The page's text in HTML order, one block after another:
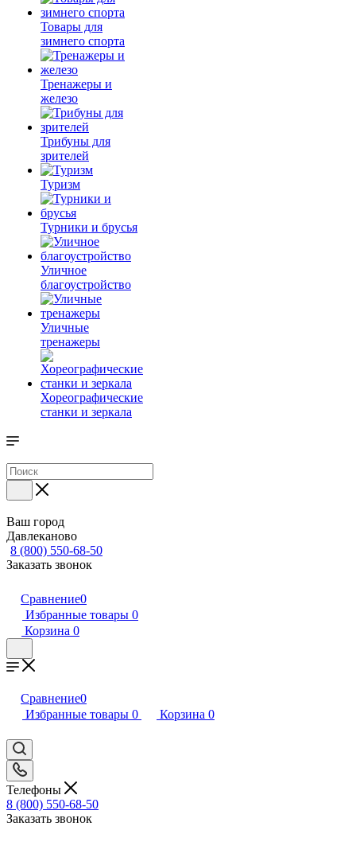
Товары для
зимнего спорта
Тренажеры и
железо
Трибуны для
зрителей
Туризм
Турники и брусья
Уличное
благоустройство
Уличные
тренажеры
Хореографические
станки и зеркала
Ваш город
Давлеканово
8 (800) 550-68-50
Заказать звонок
Сравнение0
Избранные товары 0
Корзина 0
Сравнение0
Избранные товары 0 Корзина 0
Телефоны
8 (800) 550-68-50
Заказать звонок